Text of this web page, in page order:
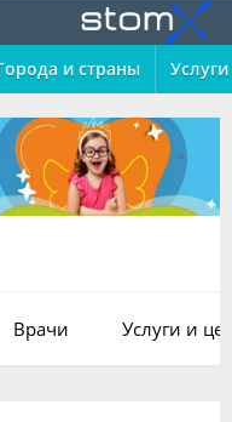
и страны Услуги
Врачи Услуги и